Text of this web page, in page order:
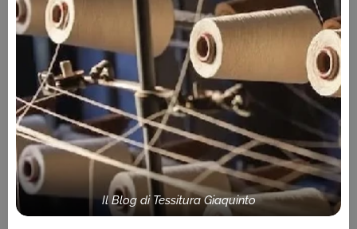
Il Blog di Tessitura Giaquinto